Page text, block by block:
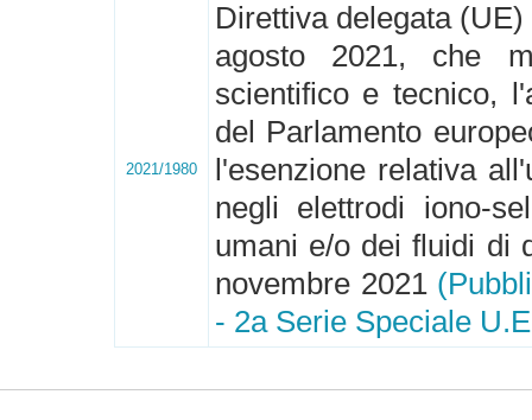
2021/1980
Direttiva delegata
agosto 2021, che
scientifico e tecnico,
del Parlamento
l'esenzione relativa
negli elettrodi iono-
umani e/o dei fluidi di
novembre 2021
- 2a Serie Speciale